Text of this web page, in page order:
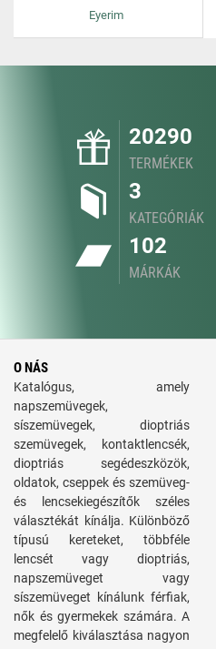
Eyerim
20290
TERMÉKEK
3
KATEGÓRIÁK
102
MÁRKÁK
O NÁS
Katalógus, amely
napszemüvegek,
síszemüvegek, dioptriás
szemüvegek, kontaktlencsék,
dioptriás segédeszközök,
oldatok, cseppek és szemüveg-
és lencsekiegészítők széles
választékát kínálja. Különböző
típusú kereteket, többféle
lencsét vagy dioptriás,
napszemüveget vagy
síszemüveget kínálunk férfiak,
nők és gyermekek számára. A
megfelelő kiválasztása nagyon